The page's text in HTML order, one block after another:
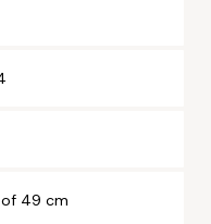
49 cm